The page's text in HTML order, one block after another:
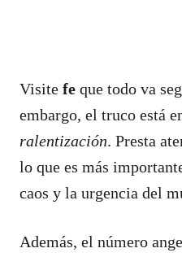
Visite fe que todo va
embargo, el truco está
ralentización. Presta
lo que es más
caos y la urgencia del
Además, el número